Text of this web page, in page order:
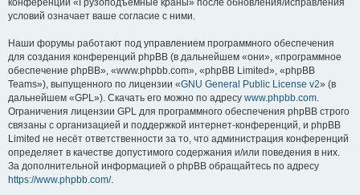
конференции «Грузоподъёмные краны» после обновления/исправления
условий означает ваше согласие с ними.
Наши форумы работают под управлением программного обеспечения
для создания конференций phpBB (в дальнейшем «они», «программное
обеспечение phpBB», «www.phpbb.com», «phpBB Limited», «phpBB
Teams»), выпущенного по лицензии «GNU General Public License v2» (в
дальнейшем «GPL»). Скачать его можно по адресу www.phpbb.com.
Ограничения лицензии GPL для программного обеспечения phpBB строго
связаны с организацией и поддержкой интернет-конференций, и phpBB
Limited не несёт ответственности за то, что администрация конференций
определяет в качестве допустимого содержания и/или поведения в них.
За дополнительной информацией о phpBB обращайтесь по адресу
https://www.phpbb.com/.